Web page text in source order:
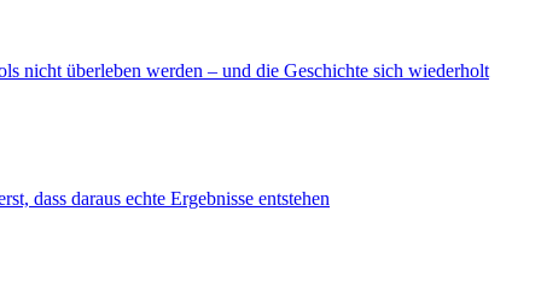
nicht überleben werden – und die Geschichte sich wiederholt
dass daraus echte Ergebnisse entstehen